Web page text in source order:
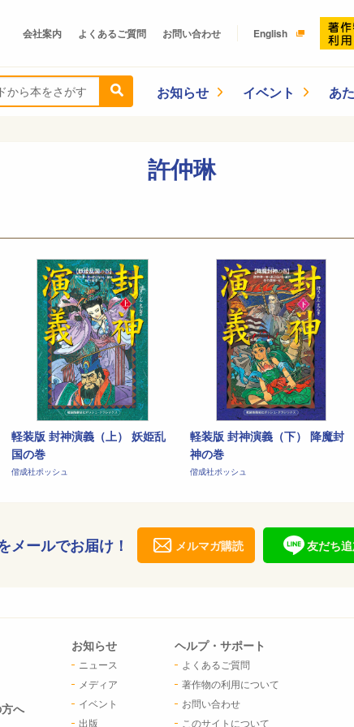
会社案内 よくあるご質問 お問い合わせ English
お知らせ イベント あ
許仲琳
軽装版 封神演義（上） 妖姫乱
国の巻
偕成社ポッシュ
軽装版 封神演義（下） 降魔封
神の巻
偕成社ポッシュ
メールでお届け！ メルマガ購読 友だち
へ
お知らせ
ニュース
メディア
イベント
出版
ヘルプ・サポート
よくあるご質問
著作物の利用について
お問い合わせ
このサイトについて